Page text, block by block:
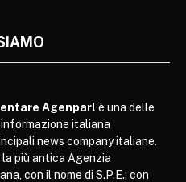
Agenparl è una delle
italiana
news company italiane.
più antica Agenzia
con il nome di S.P.E.; con